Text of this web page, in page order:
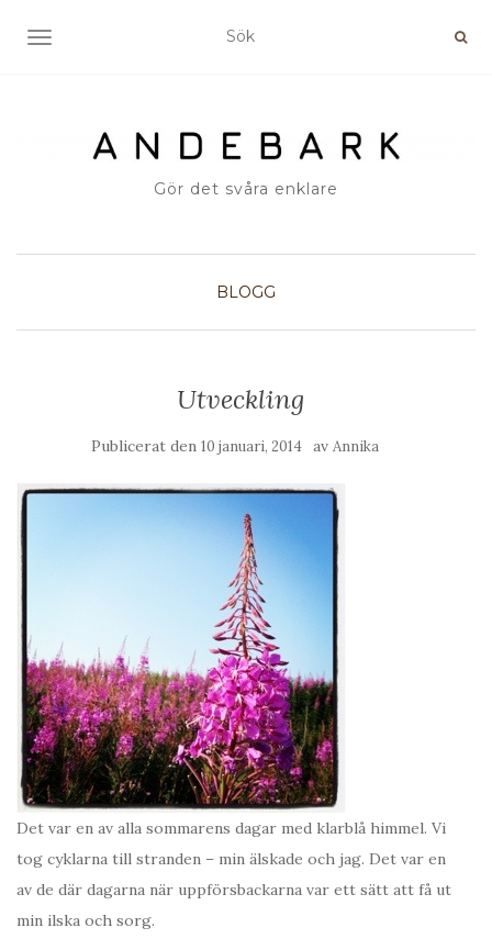
SLÅ PÅ/AV NAVIGERING
Gör det svåra enklare
BLOGG
Utveckling
Publicerat den 10 januari, 2014 av Annika
Det var en av alla sommarens dagar med klarblå himmel. Vi
tog cyklarna till stranden – min älskade och jag. Det var en
av de där dagarna när uppförsbackarna var ett sätt att få ut
min ilska och sorg.